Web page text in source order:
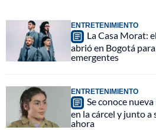
ENTRETENIMIENTO
La Casa Morat:
abrió en Bogotá
emergentes
ENTRETENIMIENTO
Se conoce
en la cárcel y junto a
ahora